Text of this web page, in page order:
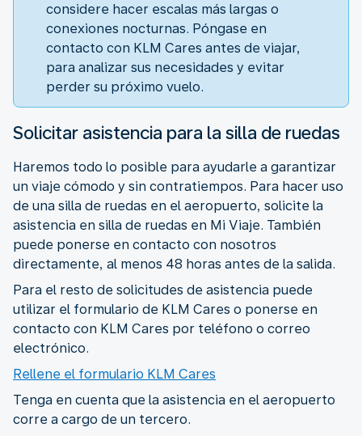
considere hacer escalas más largas o
conexiones nocturnas. Póngase en
contacto con KLM Cares antes de viajar,
para analizar sus necesidades y evitar
perder su próximo vuelo.
Solicitar asistencia para la silla de ruedas
Haremos todo lo posible para ayudarle a garantizar
un viaje cómodo y sin contratiempos. Para hacer uso
de una silla de ruedas en el aeropuerto, solicite la
asistencia en silla de ruedas en Mi Viaje. También
puede ponerse en contacto con nosotros
directamente, al menos 48 horas antes de la salida.
Para el resto de solicitudes de asistencia puede
utilizar el formulario de KLM Cares o ponerse en
contacto con KLM Cares por teléfono o correo
electrónico.
Rellene el formulario KLM Cares
Tenga en cuenta que la asistencia en el aeropuerto
corre a cargo de un tercero.